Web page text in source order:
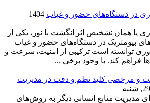
در دستگاه‌های حضور و غیاب 1404
یا همان تشخیص اثر انگشت با نور، یکی از
بیومتریک در دستگاه‌های حضور و غیاب
توانسته است ترکیبی از امنیت، سرعت و
فراهم کند. با وجود برخی ...
و مرخصی کلید نظم و دقت در مدیریت
مدیریت منابع انسانی دیگر به روش‌های